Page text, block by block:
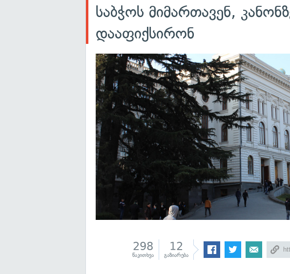
საბჭოს მიმართავენ,
დააფიქსირონ
298
წაკითხვა
12
გაზიარება